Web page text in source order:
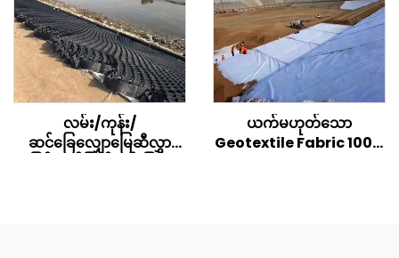
လမ်း/ကုန်း/
ဆင်ခြေလျှောမြေဆီလွှာ
ယက်မဟုတ်သော
Geotextile Fabric 100%